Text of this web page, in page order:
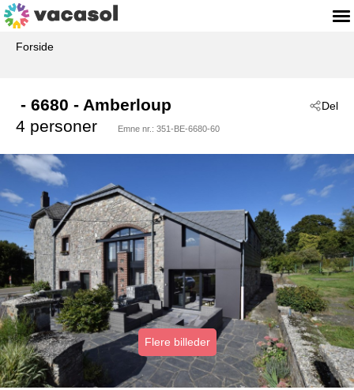
Forside
Del
- 6680 - Amberloup
4 personer
Emne nr.: 351-BE-6680-60
Flere billeder